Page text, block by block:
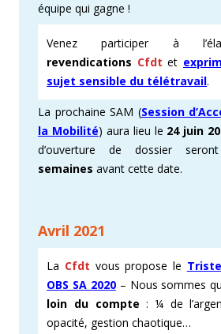
équipe qui gagne !
Venez participer à
revendications Cfdt et
sujet sensible du télétravail.
La prochaine SAM (Session
la Mobilité) aura lieu le 24 juin
d’ouverture de dossier
semaines avant cette date.
Avril 2021
La Cfdt vous propose le
OBS SA 2020– Nous sommes
loin du compte : ¼ de
opacité, gestion chaotique…